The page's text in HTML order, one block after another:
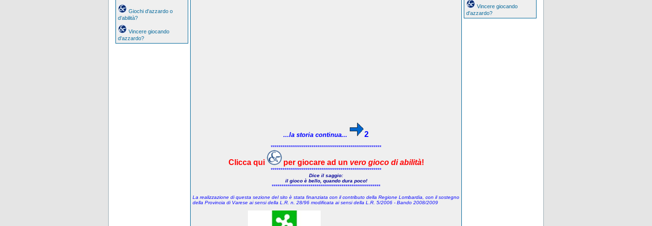
Giochi d'azzardo o
d'abilità?
Vincere giocando
d'azzardo?
...la storia continua... 2
*********************************************************
Clicca qui per giocare ad un vero gioco di abilità!
*********************************************************
Dice il saggio:
il gioco è bello, quando dura poco!
********************************************************
La realizzazione di questa sezione del sito è stata finanziata con il contributo della Regione Lombardia, con il sostegno
della Provincia di Varese ai sensi della L.R. n. 28/96 modificata ai sensi della L.R. 5/2006 - Bando 2008/2009
Vincere giocando
d'azzardo?